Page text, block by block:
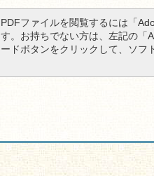
PDFファイルを閲覧するには「
す。お持ちでない方は、左記の「
ードボタンをクリックして、ソフ